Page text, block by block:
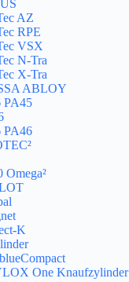
AZ
RPE
VSX
N-Tra
X-Tra
ABLOY
PA45
PA46
Omega²
K
One Knaufzylinder